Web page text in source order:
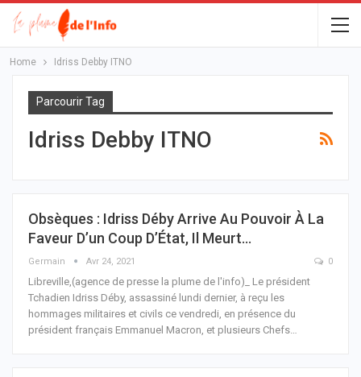
Home Idriss Debby ITNO
Parcourir Tag
Idriss Debby ITNO
Obsèques : Idriss Déby Arrive Au Pouvoir À La
Faveur D’un Coup D’État, Il Meurt…
Germain Avr 24, 2021 0
Libreville,(agence de presse la plume de l'info)_ Le président
Tchadien Idriss Déby, assassiné lundi dernier, à reçu les
hommages militaires et civils ce vendredi, en présence du
président français Emmanuel Macron, et plusieurs Chefs…